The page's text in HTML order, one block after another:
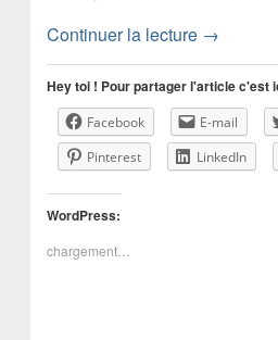
Continuer la lecture →
Hey toi ! Pour partager l'article c'est
Facebook E-mail
Pinterest
LinkedIn
WordPress:
chargement…